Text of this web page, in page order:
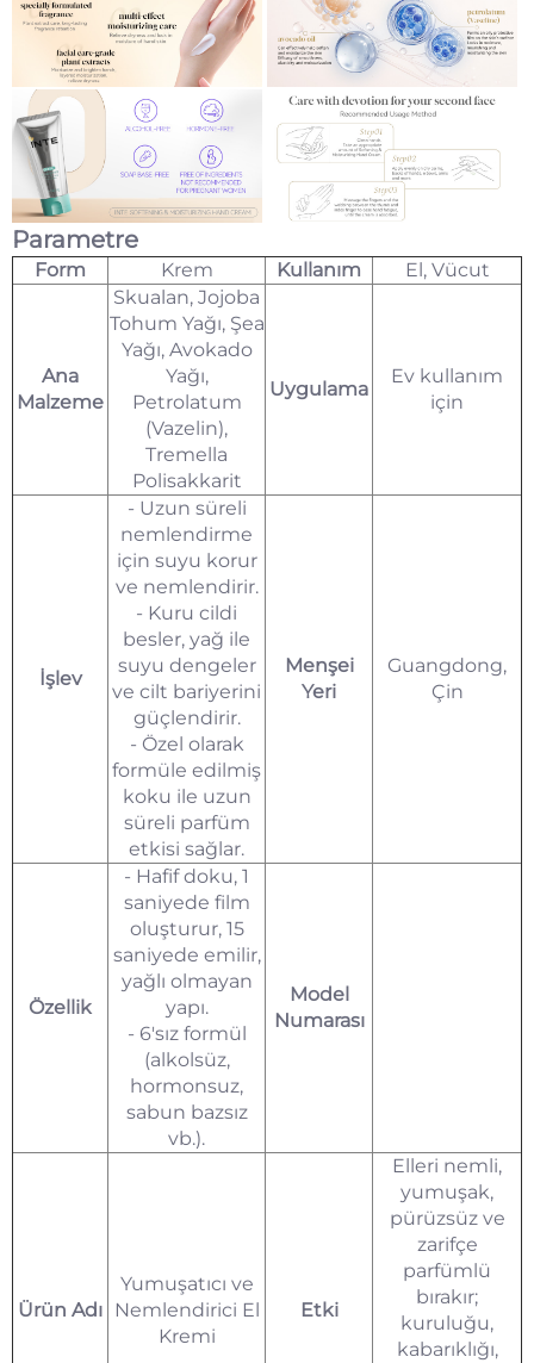
Parametre
Form Krem Kullanım El, Vücut
Ana
Malzeme
Skualan, Jojoba
Tohum Yağı, Şea
Yağı, Avokado
Yağı,
Petrolatum
(Vazelin),
Tremella
Polisakkarit
Uygulama
Ev kullanım
için
İşlev
- Uzun süreli
nemlendirme
için suyu korur
ve nemlendirir.
- Kuru cildi
besler, yağ ile
suyu dengeler
ve cilt bariyerini
güçlendirir.
- Özel olarak
formüle edilmiş
koku ile uzun
süreli parfüm
etkisi sağlar.
Menşei
Yeri
Guangdong,
Çin
Özellik
- Hafif doku, 1
saniyede film
oluşturur, 15
saniyede emilir,
yağlı olmayan
yapı.
- 6'sız formül
(alkolsüz,
hormonsuz,
sabun bazsız
vb.).
Model
Numarası
Ürün Adı
Yumuşatıcı ve
Nemlendirici El
Kremi
Etki
Elleri nemli,
yumuşak,
pürüzsüz ve
zarifçe
parfümlü
bırakır;
kuruluğu,
kabarıklığı,